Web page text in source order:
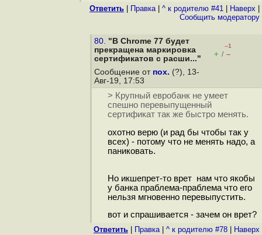
Ответить Правка| ^ к родителю #41 Наверх
Cообщить модератору
80. "В Chrome 77 будет
прекращена маркировка
сертификатов с расши..."
–1
+ / –
Сообщение от пох. (?), 13-
Авг-19, 17:53
> Крупный евробанк не умеет
спешно перевыпущенный
сертификат так же быстро менять.
охотно верю (и рад бы чтобы так у
всех) - потому что не менять надо, а
паниковать.
Но икшепрет-то врет нам что якобы
у банка праблема-праблема что его
нельзя мгновенно перевыпустить.
вот и спрашивается - зачем он врет?
Ответить Правка| ^ к родителю #78
Наверх